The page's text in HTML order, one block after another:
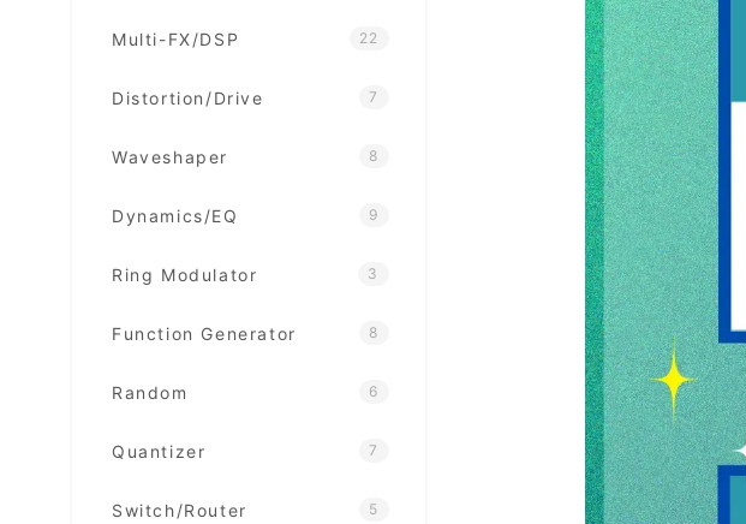
Multi-FX/DSP 22
Distortion/Drive 7
Waveshaper 8
Dynamics/EQ 9
Ring Modulator 3
Function Generator 8
Random 6
Quantizer 7
Switch/Router 5